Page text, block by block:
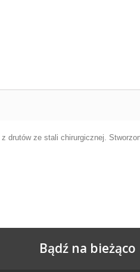
drutów ze stali chirurgicznej.
Bądź na bieżąco